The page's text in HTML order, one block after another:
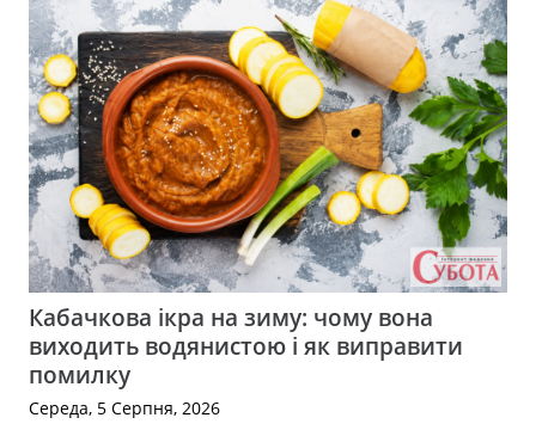
Кабачкова ікра на зиму: чому вона
виходить водянистою і як виправити
помилку
Середа, 5 Серпня, 2026